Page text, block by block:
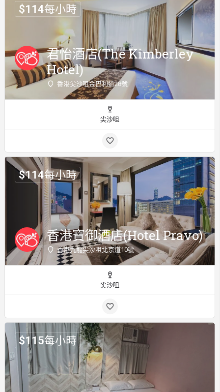
君怡酒店(The Kimberley
Hotel)
香港尖沙咀金巴利道28號
$114每小時
尖沙咀
香港寶御酒店(Hotel Pravo)
香港九龍尖沙咀北京道10號
$114每小時
尖沙咀
$115每小時